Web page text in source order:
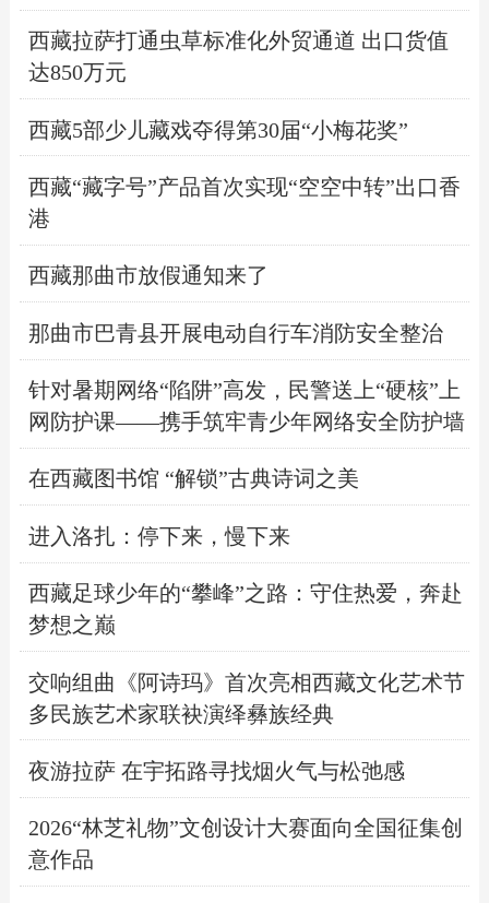
西藏拉萨打通虫草标准化外贸通道 出口货值
达850万元
西藏5部少儿藏戏夺得第30届“小梅花奖”
西藏“藏字号”产品首次实现“空空中转”出口香
港
西藏那曲市放假通知来了
那曲市巴青县开展电动自行车消防安全整治
针对暑期网络“陷阱”高发，民警送上“硬核”上
网防护课——携手筑牢青少年网络安全防护墙
在西藏图书馆 “解锁”古典诗词之美
进入洛扎：停下来，慢下来
西藏足球少年的“攀峰”之路：守住热爱，奔赴
梦想之巅
交响组曲《阿诗玛》首次亮相西藏文化艺术节
多民族艺术家联袂演绎彝族经典
夜游拉萨 在宇拓路寻找烟火气与松弛感
2026“林芝礼物”文创设计大赛面向全国征集创
意作品